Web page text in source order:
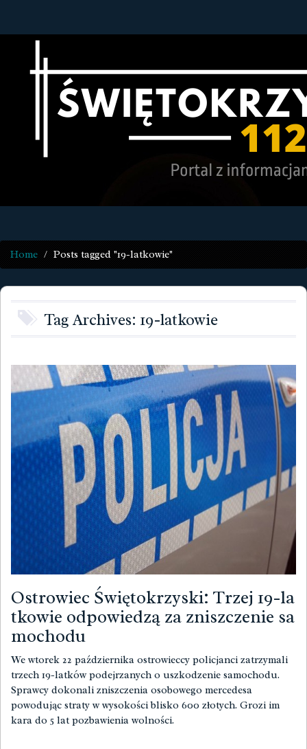
Home Posts tagged "19-latkowie"
Tag Archives: 19-latkowie
Ostrowiec Świętokrzyski: Trzej 19-la
tkowie odpowiedzą za zniszczenie sa
mochodu
We wtorek 22 października ostrowieccy policjanci zatrzymali
trzech 19-latków podejrzanych o uszkodzenie samochodu.
Sprawcy dokonali zniszczenia osobowego mercedesa
powodując straty w wysokości blisko 600 złotych. Grozi im
kara do 5 lat pozbawienia wolności.